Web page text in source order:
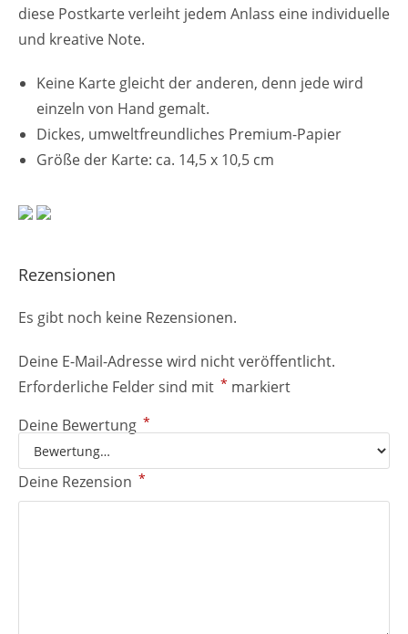
diese Postkarte verleiht jedem Anlass eine individuelle
und kreative Note.
Keine Karte gleicht der anderen, denn jede wird
einzeln von Hand gemalt.
Dickes, umweltfreundliches Premium-Papier
Größe der Karte: ca. 14,5 x 10,5 cm
Rezensionen
Es gibt noch keine Rezensionen.
Deine E-Mail-Adresse wird nicht veröffentlicht.
Erforderliche Felder sind mit * markiert
Deine Bewertung *
Deine Rezension *